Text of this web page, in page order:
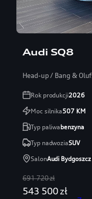
Audi SQ8
Head-up / Bang &
Rok produkcji2026
Moc silnika507KM
Typ paliwabenzyna
Typ nadwoziaSUV
SalonAudi
691 720 zł
543 500 zł